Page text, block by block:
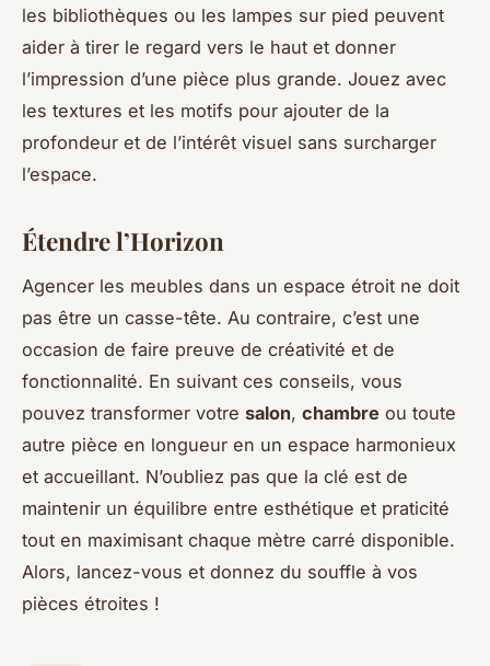
les bibliothèques ou les lampes sur pied peuvent
aider à tirer le regard vers le haut et donner
l’impression d’une pièce plus grande. Jouez avec
les textures et les motifs pour ajouter de la
profondeur et de l’intérêt visuel sans surcharger
l’espace.
Étendre l’Horizon
Agencer les meubles dans un espace étroit ne doit
pas être un casse-tête. Au contraire, c’est une
occasion de faire preuve de créativité et de
fonctionnalité. En suivant ces conseils, vous
pouvez transformer votre salon, chambre ou toute
autre pièce en longueur en un espace harmonieux
et accueillant. N’oubliez pas que la clé est de
maintenir un équilibre entre esthétique et praticité
tout en maximisant chaque mètre carré disponible.
Alors, lancez-vous et donnez du souffle à vos
pièces étroites !